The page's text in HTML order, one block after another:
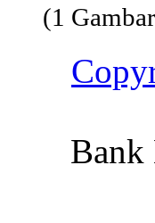
(1
Bank